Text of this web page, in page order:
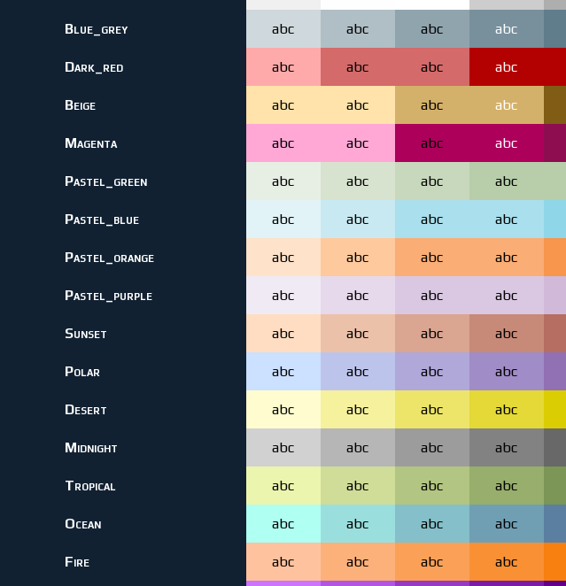
Blue_grey abc abc abc abc
Dark_red abc abc abc abc
Beige abc abc abc abc
Magenta abc abc abc abc
Pastel_green abc abc abc abc
Pastel_blue abc abc abc abc
Pastel_orange abc abc abc abc
Pastel_purple abc abc abc abc
Sunset abc abc abc abc
Polar abc abc abc abc
Desert abc abc abc abc
Midnight abc abc abc abc
Tropical abc abc abc abc
Ocean abc abc abc abc
Fire abc abc abc abc